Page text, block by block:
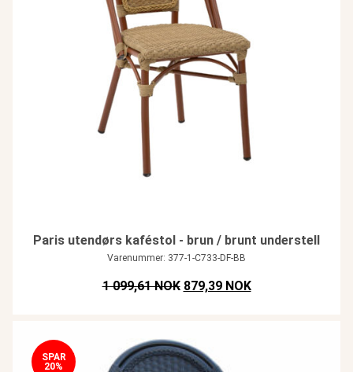
Paris utendørs kaféstol - brun / brunt understell
Varenummer: 377-1-C733-DF-BB
1 099,61 NOK Opprinnelig pris var: NOK
879,39 NOKNåværende pris
SPAR
20%